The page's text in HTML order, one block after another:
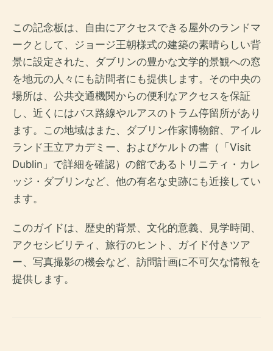
この記念板は、自由にアクセスできる屋外のランドマ
ークとして、ジョージ王朝様式の建築の素晴らしい背
景に設定された、ダブリンの豊かな文学的景観への窓
を地元の人々にも訪問者にも提供します。その中央の
場所は、公共交通機関からの便利なアクセスを保証
し、近くにはバス路線やルアスのトラム停留所があり
ます。この地域はまた、ダブリン作家博物館、アイル
ランド王立アカデミー、およびケルトの書（「Visit
Dublin」で詳細を確認）の館であるトリニティ・カレ
ッジ・ダブリンなど、他の有名な史跡にも近接してい
ます。
このガイドは、歴史的背景、文化的意義、見学時間、
アクセシビリティ、旅行のヒント、ガイド付きツア
ー、写真撮影の機会など、訪問計画に不可欠な情報を
提供します。